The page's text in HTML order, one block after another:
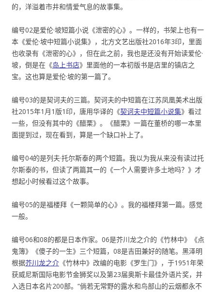
的，洋溢着市井和情爱气息的故事集。
编号02是爱伦·坡短篇小说《泄密的心》。一样的，书架上也有一
本《爱伦·坡中短篇小说集》，北方文艺出版社2016年3印，里面
也收录有《泄密的心》，但在此之前，我也是还没有开始读爱伦·
坡，倒是在《岛上书店》里面他的一本初版书是店里的镇店之
宝。这也算是爱伦·坡的第一篇了。
编号03的是契诃夫的三篇。契诃夫的中短篇在江苏凤凰美术出版
社2015年1月1版1印，唐用华译的《契诃夫中短篇小说集》看过
一些，但没有其中的《醋栗》。《醋栗》一篇在董桥的哪一本里
面提到过，现在看到，算是一个缺口补上了。
编号04的是列夫·托尔斯泰的两个短篇。我以为我从来没有读过托
尔斯泰的书，但读了两篇其一的《一个人需要许多土地吗？》才
想起小时候看过这个故事。
编号05的是福楼拜《一颗简单的心》。我的福楼拜第一篇。感觉
一般。
编号06和08的都是日本作家。06是芥川龙之介的《竹林中》《点
鬼簿》《傻子的一生》三个短篇，08是吉田兼好的随笔。黑泽明
根据芥川龙之介 《竹林中》改编的电影《罗生门》，于1951年荣
获威尼斯国际电影节金狮奖以及第23届奥斯卡最佳外语片奖，并
入选日本名片200部。“倘若无常野的露水和鸟部山的云烟都永不